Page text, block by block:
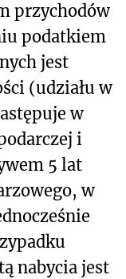
przychodów
podatkiem
jest
(udziału w
w
i
5 lat
w
nabycia jest